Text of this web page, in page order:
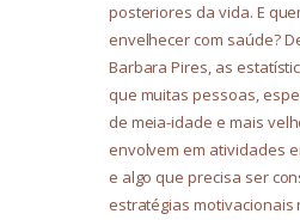
posteriores da vida. E
envelhecer com saúde?
Barbara Pires, as
que muitas pessoas,
de meia-idade e mais
envolvem em atividades
e algo que precisa ser
estratégias motivacionais